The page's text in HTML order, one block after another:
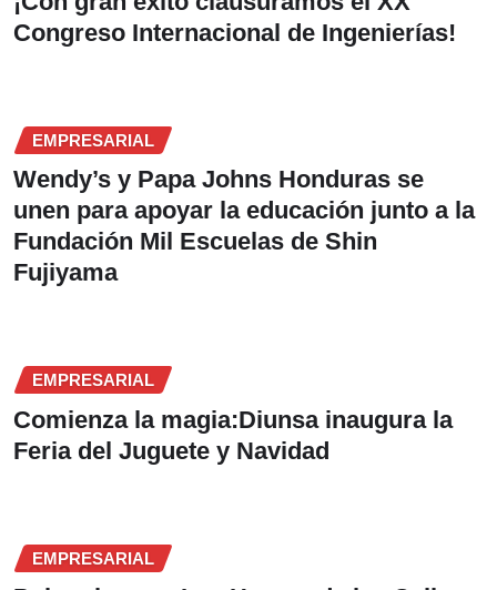
Congreso Internacional de Ingenierías!
EMPRESARIAL
Wendy’s y Papa Johns Honduras se
unen para apoyar la educación junto a la
Fundación Mil Escuelas de Shin
Fujiyama
EMPRESARIAL
Comienza la magia:Diunsa inaugura la
Feria del Juguete y Navidad
EMPRESARIAL